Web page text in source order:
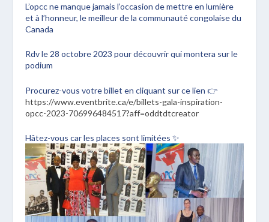
L’opcc ne manque jamais l’occasion de mettre en lumière
et à l’honneur, le meilleur de la communauté congolaise du
Canada
Rdv le 28 octobre 2023 pour découvrir qui montera sur le
podium
Procurez-vous votre billet en cliquant sur ce lien 👉
https://www.eventbrite.ca/e/billets-gala-inspiration-
opcc-2023-706996484517?aff=oddtdtcreator
Hâtez-vous car les places sont limitées ✨